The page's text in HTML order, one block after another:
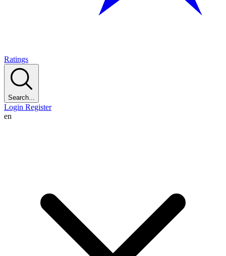
Ratings
Search...
Login Register
en